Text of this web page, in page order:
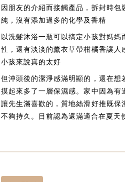
因朋友的介紹而接觸產品，拆封時
純，沒有添加過多的化學及香精
以洗髮沐浴一瓶可以搞定小孩對媽
性，還有淡淡的薰衣草帶柑橘香讓
小孩來說真的太好
但沖頭後的潔淨感滿明顯的，還在
摸起來多了一層保濕感。家中因為
讓先生滿喜歡的，質地絲滑好推既
不夠持久。目前認為還滿適合在夏